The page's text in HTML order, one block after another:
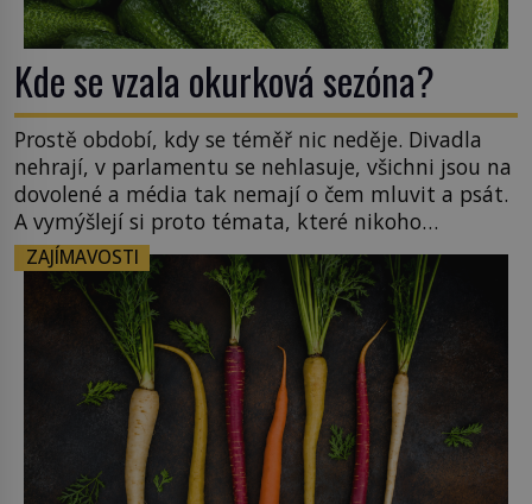
Kde se vzala okurková sezóna?
Prostě období, kdy se téměř nic neděje. Divadla
nehrají, v parlamentu se nehlasuje, všichni jsou na
dovolené a média tak nemají o čem mluvit a psát.
A vymýšlejí si proto témata, které nikoho
nezajímají. Proč je však ona letní doba spojovaná
zrovna s okurkami? Okurkovou sezónu známe už
od poloviny 19. století, ovšem jako Češi […]
ZAJÍMAVOSTI